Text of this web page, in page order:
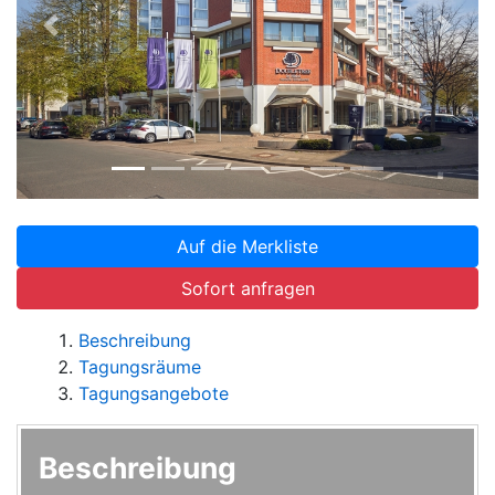
Zurück
Auf die Merkliste
Sofort anfragen
Beschreibung
Tagungsräume
Tagungsangebote
Beschreibung